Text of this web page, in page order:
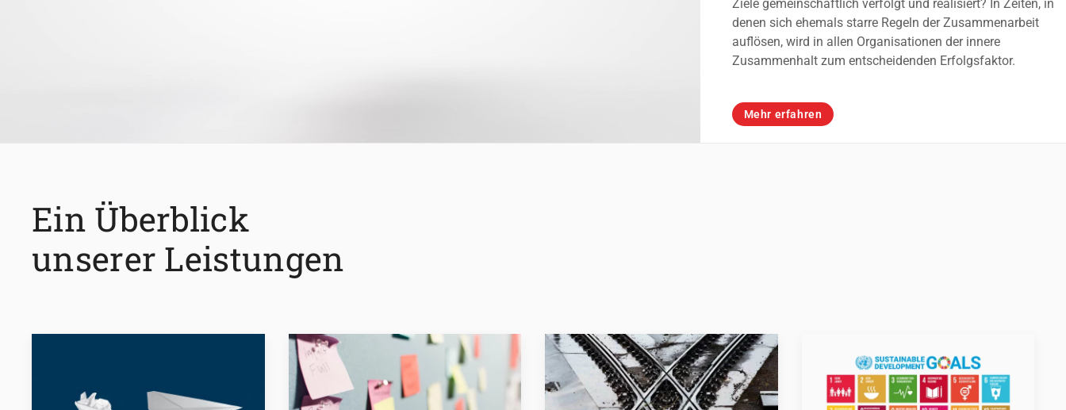
Ziele gemeinschaftlich verfolgt und realisiert? In Zeiten, in
denen sich ehemals starre Regeln der Zusammenarbeit
auflösen, wird in allen Organisationen der innere
Zusammenhalt zum entscheidenden Erfolgsfaktor.
Mehr erfahren
Ein Überblick
unserer Leistungen